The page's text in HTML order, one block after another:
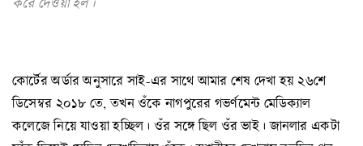
কোর্টের অর্ডার অনুসারে সাই-এর সাথে আমার শেষ দেখা হয় ২৬শে
ডিসেম্বর ২০১৮ তে, তখন ওঁকে নাগপুরের গভর্ণমেন্ট মেডিক্যাল
কলেজে নিয়ে যাওয়া হচ্ছিল। ওঁর সঙ্গে ছিল ওঁর ভাই। জানলার একটা